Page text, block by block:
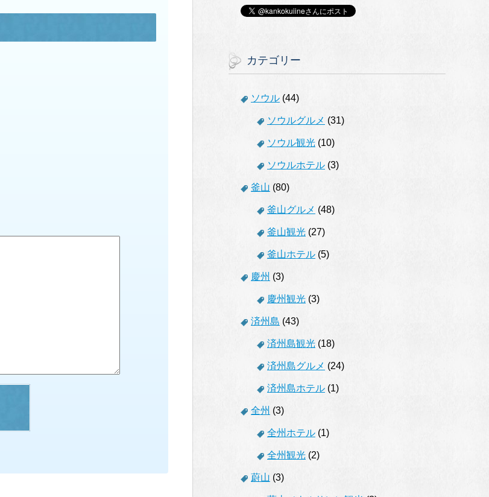
カテゴリー
ソウル (44)
ソウルグルメ (31)
ソウル観光 (10)
ソウルホテル (3)
釜山 (80)
釜山グルメ (48)
釜山観光 (27)
釜山ホテル (5)
慶州 (3)
慶州観光 (3)
済州島 (43)
済州島観光 (18)
済州島グルメ (24)
済州島ホテル (1)
全州 (3)
全州ホテル (1)
全州観光 (2)
蔚山 (3)